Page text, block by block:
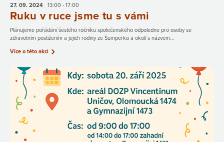
27. 09. 2024 13:00 - 17:00
Ruku v ruce jsme tu s vámi
Plánujeme pořádání šestého ročníku společenského odpoledne pro osoby se
zdravotním postižením a jejich rodiny ze Šumperka a okolí s názvem...
Více o této akci